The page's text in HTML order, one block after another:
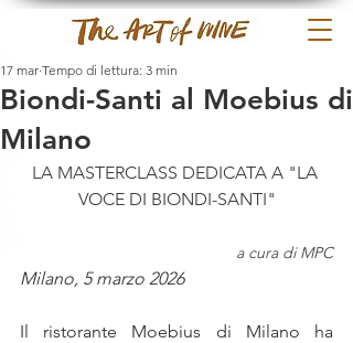
Biondi-Santi al Moebius di
Milano
17 mar Tempo di lettura: 3 min
LA MASTERCLASS DEDICATA A "LA
VOCE DI BIONDI-SANTI"
a cura di MPC
Milano, 5 marzo 2026
Il ristorante Moebius di Milano ha